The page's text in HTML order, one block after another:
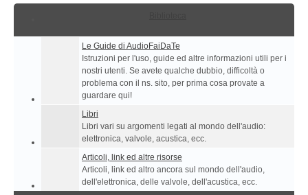
Le Guide di AudioFaiDaTe
Istruzioni per l'uso, guide ed altre informazioni utili per i
nostri utenti. Se avete qualche dubbio, difficoltà o
problema con il ns. sito, per prima cosa provate a
guardare qui!
Libri
Libri vari su argomenti legati al mondo dell'audio:
elettronica, valvole, acustica, ecc.
Articoli, link ed altre risorse
Articoli, link ed altro ancora sul mondo dell'audio,
dell'elettronica, delle valvole, dell'acustica, ecc.